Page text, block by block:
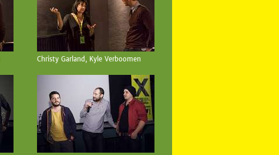
Christy Garland, Kyle Verboomen